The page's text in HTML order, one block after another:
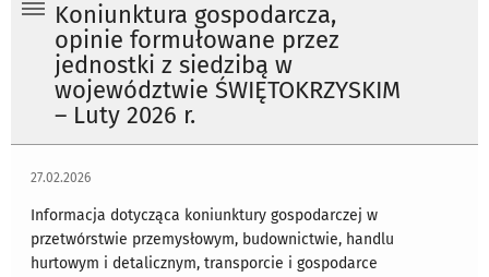
Koniunktura gospodarcza,
opinie formułowane przez
jednostki z siedzibą w
województwie ŚWIĘTOKRZYSKIM
– Luty 2026 r.
27.02.2026
Informacja dotycząca koniunktury gospodarczej w
przetwórstwie przemysłowym, budownictwie, handlu
hurtowym i detalicznym, transporcie i gospodarce